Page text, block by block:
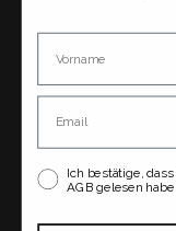
Name
Email
Ich bestätige,
AGB gelesen